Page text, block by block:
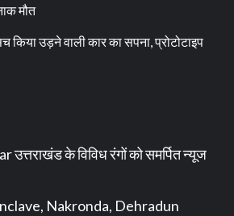
मौत
किया उड़ने वाली कार का सपना, प्रोटोटाइप
के विविध रंगों को समर्पित न्यूज
Nakronda, Dehradun